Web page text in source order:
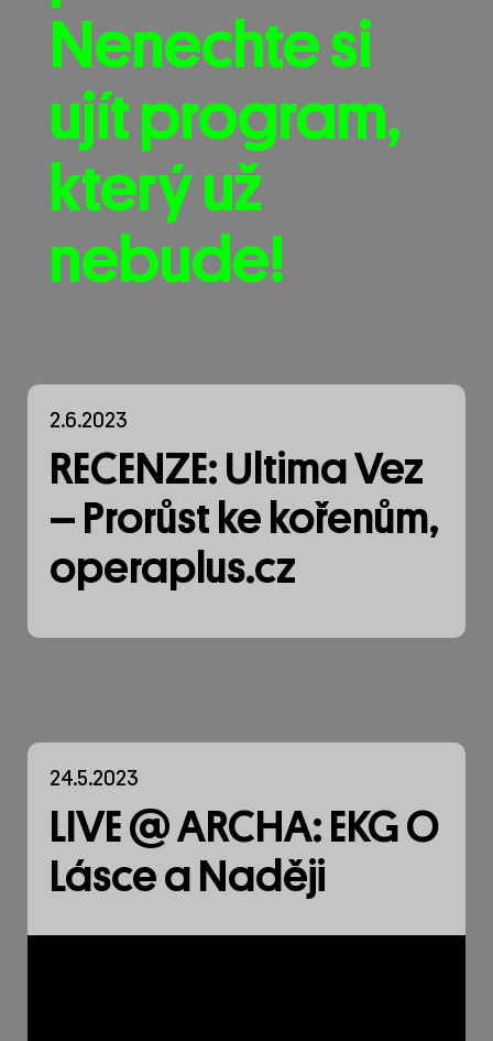
Nenechte si
ujít program,
který už
nebude!
2.6.2023
RECENZE: Ultima Vez
– Prorůst ke kořenům,
operaplus.cz
24.5.2023
LIVE @ ARCHA: EKG O
Lásce a Naději